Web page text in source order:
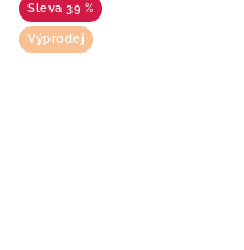
39 %
Výprodej